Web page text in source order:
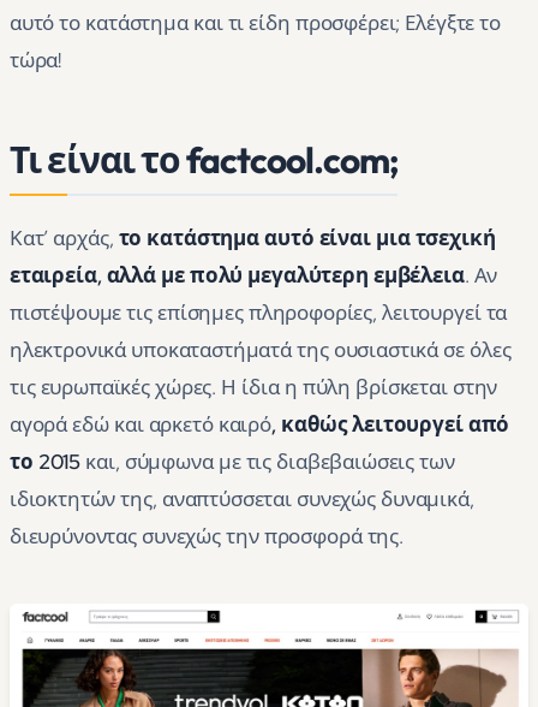
αυτό το κατάστημα και τι είδη προσφέρει; Ελέγξτε το
τώρα!
Τι είναι το factcool.com;
Κατ’ αρχάς, το κατάστημα αυτό είναι μια τσεχική
εταιρεία, αλλά με πολύ μεγαλύτερη εμβέλεια. Αν
πιστέψουμε τις επίσημες πληροφορίες, λειτουργεί τα
ηλεκτρονικά υποκαταστήματά της ουσιαστικά σε όλες
τις ευρωπαϊκές χώρες. Η ίδια η πύλη βρίσκεται στην
αγορά εδώ και αρκετό καιρό, καθώς λειτουργεί από
το 2015 και, σύμφωνα με τις διαβεβαιώσεις των
ιδιοκτητών της, αναπτύσσεται συνεχώς δυναμικά,
διευρύνοντας συνεχώς την προσφορά της.